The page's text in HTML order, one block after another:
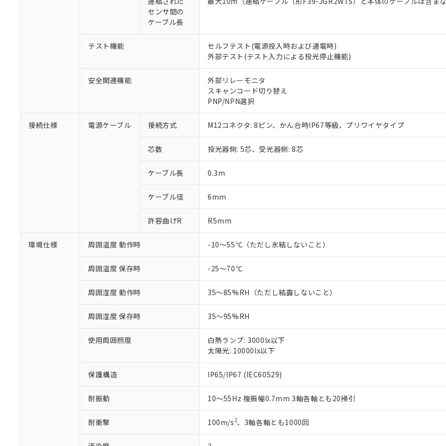
センサ間の
ケーブル長
テスト機能
セルフテスト(電源投入時および通電時)
外部テスト(テスト入力による投光停止機能)
安全関連機能
外部リレーモニタ
スキャンコード切り替え
PNP/NPN選択
接続仕様 電源ケーブル 接続方式 M12コネクタ: 8ピン、かん合時IP67等級、プリワイヤタイプ
芯数 投光器側: 5芯、受光器側: 8芯
ケーブル長 0.3m
ケーブル径 6mm
許容曲げR R5mm
環境仕様 周囲温度 動作時 -10～55℃（ただし氷結しないこと）
周囲温度 保存時 -25～70℃
周囲湿度 動作時 35～85%RH（ただし結露しないこと）
周囲湿度 保存時 35～95%RH
使用周囲照度
白熱ランプ: 3000lx以下
太陽光: 10000lx以下
保護構造 IP65/IP67 (IEC60529)
耐振動 10～55Hz 複振幅0.7mm 3軸各軸とも20掃引
耐衝撃 100m/s2、3軸各軸とも1000回